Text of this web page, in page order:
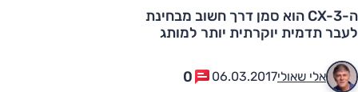
ה-CX-3 הוא סמן דרך חשוב מבחינת דלק מוטורס במסע
לעבר תדמית יוקרתית יותר למותג
אלי שאולי06.03.2017
0